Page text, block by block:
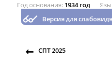
Год основания 1934 год
Версия для
СПТ 2025